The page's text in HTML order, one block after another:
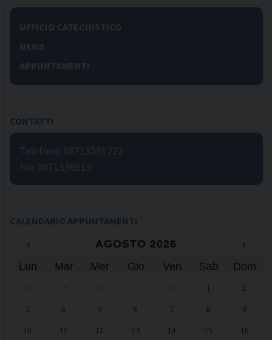
UFFICIO CATECHISTICO
NEWS
APPUNTAMENTI
CONTATTI
Telefono 08713591222
Fax 0871330515
CALENDARIO APPUNTAMENTI
‹
AGOSTO 2026
›
Lun
Mar Mer Gio Ven Sab Dom
1 2
3 4 5 6 7 8 9
10 11 12 13 14 15 16